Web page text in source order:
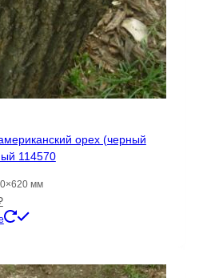
орех (черный
114570
мм
Текущая
цена: